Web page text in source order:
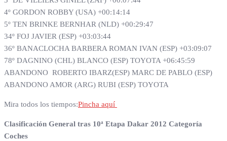
4º GORDON ROBBY (USA) +00:14:14
5º TEN BRINKE BERNHAR (NLD) +00:29:47
34º FOJ JAVIER (ESP) +03:03:44
36º BANACLOCHA BARBERA ROMAN IVAN (ESP) +03:09:07
78º DAGNINO (CHL) BLANCO (ESP) TOYOTA +06:45:59
ABANDONO ROBERTO IBARZ(ESP) MARC DE PABLO (ESP)
ABANDONO AMOR (ARG) RUBI (ESP) TOYOTA
Mira todos los tiempos:Pincha aquí
Clasificación General tras 10ª Etapa Dakar 2012 Categoría
Coches